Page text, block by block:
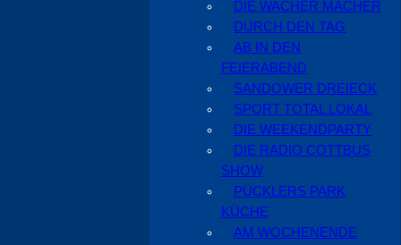
DIE WACHER MACHER
DURCH DEN TAG
AB IN DEN
FEIERABEND
SANDOWER DREIECK
SPORT TOTAL LOKAL
DIE WEEKENDPARTY
DIE RADIO COTTBUS
SHOW
PÜCKLERS PARK
KÜCHE
AM WOCHENENDE